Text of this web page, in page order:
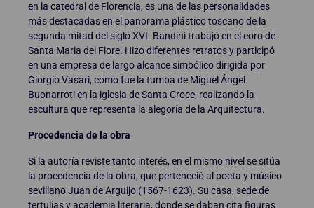
en la catedral de Florencia, es una de las personalidades
más destacadas en el panorama plástico toscano de la
segunda mitad del siglo XVI. Bandini trabajó en el coro de
Santa Maria del Fiore. Hizo diferentes retratos y participó
en una empresa de largo alcance simbólico dirigida por
Giorgio Vasari, como fue la tumba de Miguel Ángel
Buonarroti en la iglesia de Santa Croce, realizando la
escultura que representa la alegoría de la Arquitectura.
Procedencia de la obra
Si la autoría reviste tanto interés, en el mismo nivel se sitúa
la procedencia de la obra, que perteneció al poeta y músico
sevillano Juan de Arguijo (1567-1623). Su casa, sede de
tertulias y academia literaria, donde se daban cita figuras